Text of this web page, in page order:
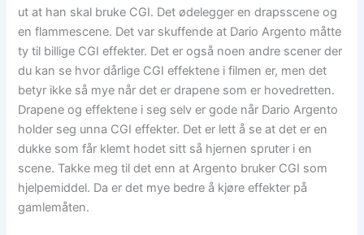
ut at han skal bruke CGI. Det ødelegger en drapsscene og
en flammescene. Det var skuffende at Dario Argento måtte
ty til billige CGI effekter. Det er også noen andre scener der
du kan se hvor dårlige CGI effektene i filmen er, men det
betyr ikke så mye når det er drapene som er hovedretten.
Drapene og effektene i seg selv er gode når Dario Argento
holder seg unna CGI effekter. Det er lett å se at det er en
dukke som får klemt hodet sitt så hjernen spruter i en
scene. Takke meg til det enn at Argento bruker CGI som
hjelpemiddel. Da er det mye bedre å kjøre effekter på
gamlemåten.